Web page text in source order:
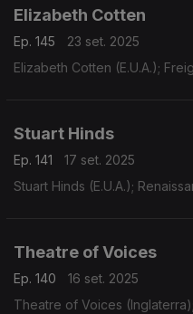
Elizabeth Cotten
Ep. 145
23 set. 2025
Elizabeth Cotten (E.U.A.);
Stuart Hinds
Ep. 141
17 set. 2025
Stuart Hinds (E.U.A.);
Theatre of Voices
Ep. 140
16 set. 2025
Theatre of Voices